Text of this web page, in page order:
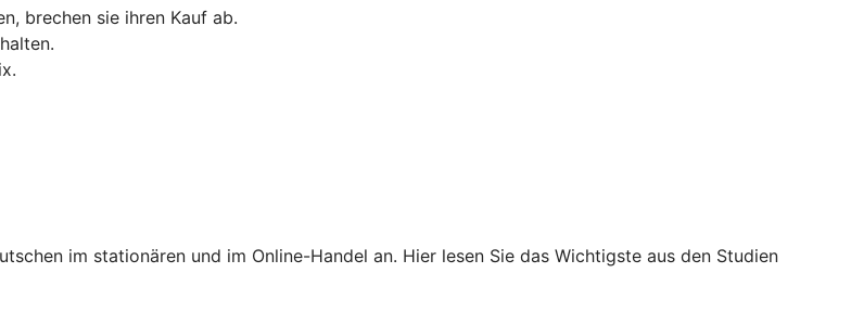
brechen sie ihren Kauf ab.
im stationären und im Online-Handel an. Hier lesen Sie das Wichtigste aus den Studien